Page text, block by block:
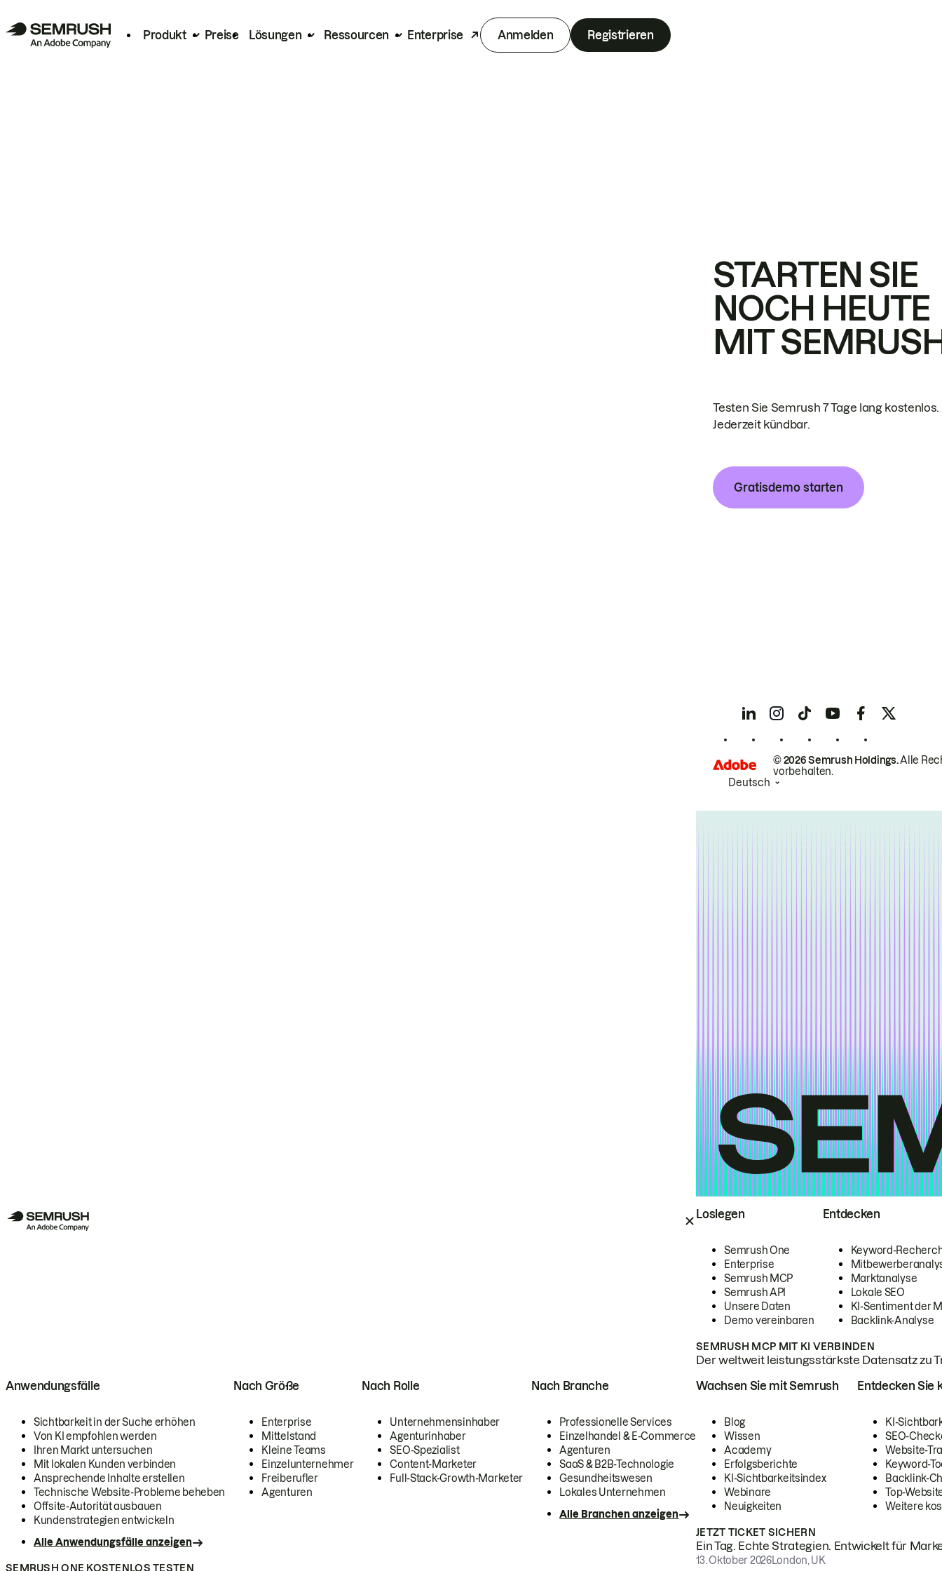
Produkt Preise Lösungen Ressourcen Enterprise Anmelden Registrieren
Loslegen
Semrush One
Enterprise
Semrush MCP
Semrush API
Unsere Daten
Demo vereinbaren
Entdecken
Keyword-
Marktanalyse
Lokale SEO
KI-Sentiment der
Backlink-Analyse
SEMRUSH MCP MIT KI VERBINDEN
Der weltweit leistungsstärkste Datensatz zu
Anwendungsfälle
Sichtbarkeit in der Suche erhöhen
Von KI empfohlen werden
Ihren Markt untersuchen
Mit lokalen Kunden verbinden
Ansprechende Inhalte erstellen
Technische Website-Probleme beheben
Offsite-Autorität ausbauen
Kundenstrategien entwickeln
Alle Anwendungsfälle anzeigen
Nach Größe
Enterprise
Mittelstand
Kleine Teams
Einzelunternehmer
Freiberufler
Agenturen
Nach Rolle
Unternehmensinhaber
Agenturinhaber
SEO-Spezialist
Content-Marketer
Full-Stack-Growth-Marketer
Nach Branche
Professionelle Services
Einzelhandel & E-Commerce
Agenturen
SaaS & B2B-Technologie
Gesundheitswesen
Lokales Unternehmen
Alle Branchen anzeigen
SEMRUSH ONE KOSTENLOS TESTEN
Wachsen Sie mit Semrush
Blog
Wissen
Academy
Erfolgsberichte
KI-Sichtbarkeitsindex
Webinare
Neuigkeiten
Entdecken Sie
KI-
SEO-
Website-
Keyword-
Backlink-
Top-
Weitere
JETZT TICKET SICHERN
Ein Tag. Echte Strategien. Entwickelt für
13. Oktober 2026London, UK
STARTEN SIE
NOCH HEUTE
MIT
Testen Sie Semrush 7 Tage lang kostenlos.
Jederzeit kündbar.
Gratisdemo starten
© 2026 Semrush Holdings.Alle
vorbehalten.
Deutsch